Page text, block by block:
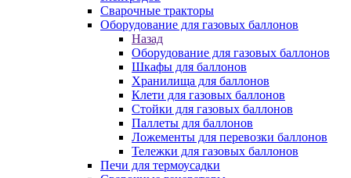
Сварочные тракторы
Оборудование для газовых баллонов
Назад
Оборудование для газовых баллонов
Шкафы для баллонов
Хранилища для баллонов
Клети для газовых баллонов
Стойки для газовых баллонов
Паллеты для баллонов
Ложементы для перевозки баллонов
Тележки для газовых баллонов
Печи для термоусадки